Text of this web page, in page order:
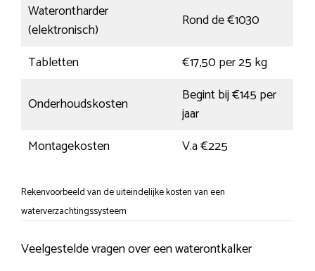
Waterontharder
(elektronisch)
Rond de €1030
Tabletten
€17,50 per 25 kg
Onderhoudskosten
Begint bij €145 per
jaar
Montagekosten
V.a €225
Rekenvoorbeeld van de uiteindelijke kosten van een
waterverzachtingssysteem
Veelgestelde vragen over een waterontkalker